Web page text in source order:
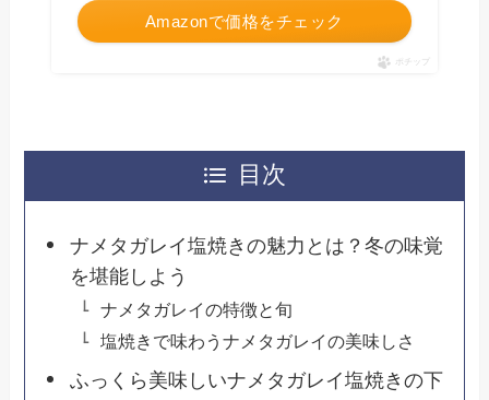
Amazonで価格をチェック
ポチップ
目次
ナメタガレイ塩焼きの魅力とは？冬の味覚
を堪能しよう
ナメタガレイの特徴と旬
塩焼きで味わうナメタガレイの美味しさ
ふっくら美味しいナメタガレイ塩焼きの下